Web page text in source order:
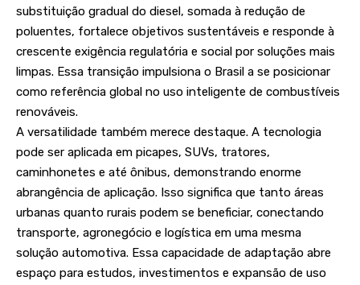
substituição gradual do diesel, somada à redução de
poluentes, fortalece objetivos sustentáveis e responde à
crescente exigência regulatória e social por soluções mais
limpas. Essa transição impulsiona o Brasil a se posicionar
como referência global no uso inteligente de combustíveis
renováveis.
A versatilidade também merece destaque. A tecnologia
pode ser aplicada em picapes, SUVs, tratores,
caminhonetes e até ônibus, demonstrando enorme
abrangência de aplicação. Isso significa que tanto áreas
urbanas quanto rurais podem se beneficiar, conectando
transporte, agronegócio e logística em uma mesma
solução automotiva. Essa capacidade de adaptação abre
espaço para estudos, investimentos e expansão de uso